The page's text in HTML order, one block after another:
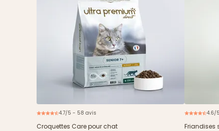
4.7/5 - 58 avis
Croquettes Care pour chat
4.6/
Friandises